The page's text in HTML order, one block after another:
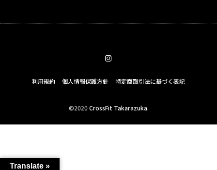
利用規約 個人情報保護方針 特定商取引法に基づく表記
©2020CrossFit Takarazuka.
Translate »